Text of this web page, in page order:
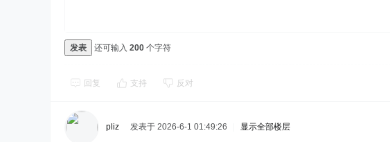
发表 还可输入 200 个字符
回复 支持 反对
pliz 发表于 2026-6-1 01:49:26 显示全部楼层